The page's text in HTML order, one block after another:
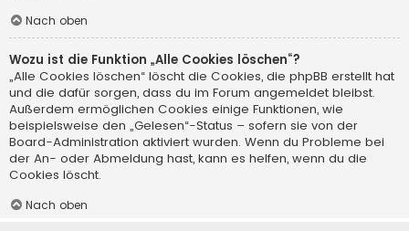
Nach oben
Wozu ist die Funktion „Alle Cookies löschen“?
„Alle Cookies löschen“ löscht die Cookies, die phpBB erstellt hat
und die dafür sorgen, dass du im Forum angemeldet bleibst.
Außerdem ermöglichen Cookies einige Funktionen, wie
beispielsweise den „Gelesen“-Status – sofern sie von der
Board-Administration aktiviert wurden. Wenn du Probleme bei
der An- oder Abmeldung hast, kann es helfen, wenn du die
Cookies löscht.
Nach oben